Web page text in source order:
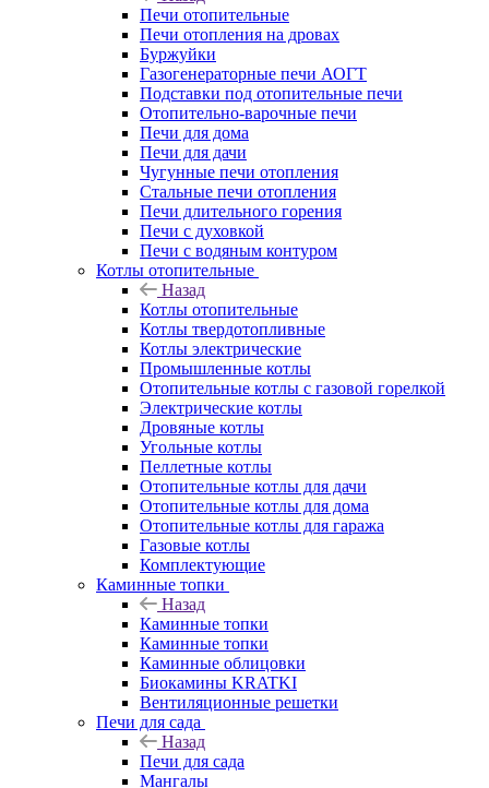
Печи отопительные
Печи отопления на дровах
Буржуйки
Газогенераторные печи АОГТ
Подставки под отопительные печи
Отопительно-варочные печи
Печи для дома
Печи для дачи
Чугунные печи отопления
Стальные печи отопления
Печи длительного горения
Печи с духовкой
Печи с водяным контуром
Котлы отопительные
Назад
Котлы отопительные
Котлы твердотопливные
Котлы электрические
Промышленные котлы
Отопительные котлы с газовой горелкой
Электрические котлы
Дровяные котлы
Угольные котлы
Пеллетные котлы
Отопительные котлы для дачи
Отопительные котлы для дома
Отопительные котлы для гаража
Газовые котлы
Комплектующие
Каминные топки
Назад
Каминные топки
Каминные топки
Каминные облицовки
Биокамины KRATKI
Вентиляционные решетки
Печи для сада
Назад
Печи для сада
Мангалы